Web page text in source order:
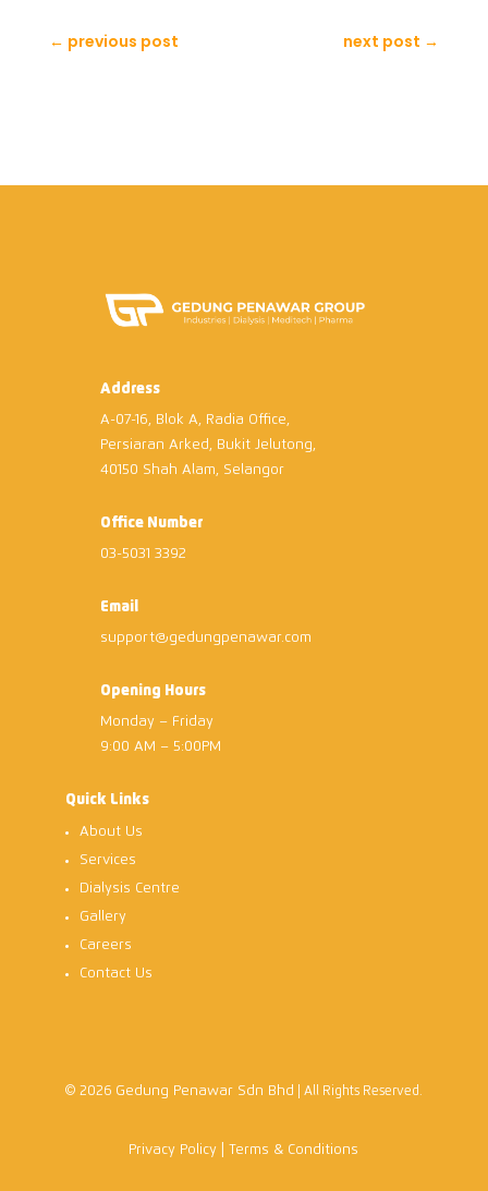
← previous post next post →
Address
A-07-16, Blok A, Radia Office,
Persiaran Arked, Bukit Jelutong,
40150 Shah Alam, Selangor
Office Number
03-5031 3392
Email
support@gedungpenawar.com
Opening Hours
Monday – Friday
9:00 AM – 5:00PM
Quick Links
About Us
Services
Dialysis Centre
Gallery
Careers
Contact Us
© 2026 Gedung Penawar Sdn Bhd | All Rights Reserved.
Privacy Policy |Terms & Conditions